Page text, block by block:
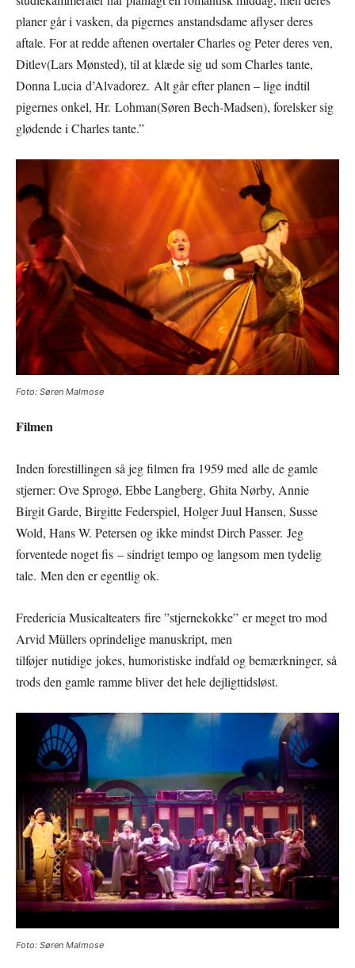
planer går i vasken, da pigernes anstandsdame aflyser deres
aftale. For at redde aftenen overtaler Charles og Peter deres ven,
Ditlev(Lars Mønsted), til at klæde sig ud som Charles tante,
Donna Lucia d’Alvadorez. Alt går efter planen – lige indtil
pigernes onkel, Hr. Lohman(Søren Bech-Madsen), forelsker sig
glødende i Charles tante.”
Foto: Søren Malmose
Filmen
Inden forestillingen så jeg filmen fra 1959 med alle de gamle
stjerner: Ove Sprogø, Ebbe Langberg, Ghita Nørby, Annie
Birgit Garde, Birgitte Federspiel, Holger Juul Hansen, Susse
Wold, Hans W. Petersen og ikke mindst Dirch Passer. Jeg
forventede noget fis – sindrigt tempo og langsom men tydelig
tale. Men den er egentlig ok.
Fredericia Musicalteaters fire ”stjernekokke” er meget tro mod
Arvid Müllers oprindelige manuskript, men
tilføjer nutidige jokes, humoristiske indfald og bemærkninger, så
trods den gamle ramme bliver det hele dejligttidsløst.
Foto: Søren Malmose